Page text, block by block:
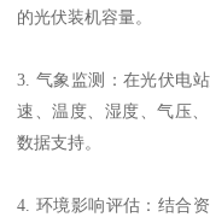
的光伏装机容量。
3. 气象监测：在光伏电
速、温度、湿度、气压
数据支持。
4. 环境影响评估：结合